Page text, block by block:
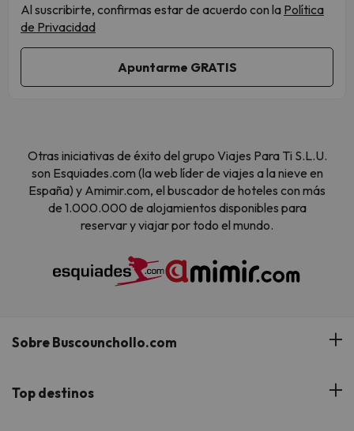
Al suscribirte, confirmas estar de acuerdo con la Política
de Privacidad
Otras iniciativas de éxito del grupo Viajes Para Ti S.L.U.
son Esquiades.com (la web líder de viajes a la nieve en
España) y Amimir.com, el buscador de hoteles con más
de 1.000.000 de alojamientos disponibles para
reservar y viajar por todo el mundo.
Sobre Buscounchollo.com
¿Quiénes somos?
Top destinos